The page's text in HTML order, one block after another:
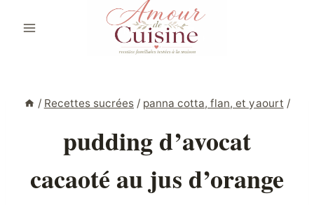
/ Recettes sucrées / panna cotta, flan, et yaourt /
pudding d’avocat
cacaoté au jus d’orange